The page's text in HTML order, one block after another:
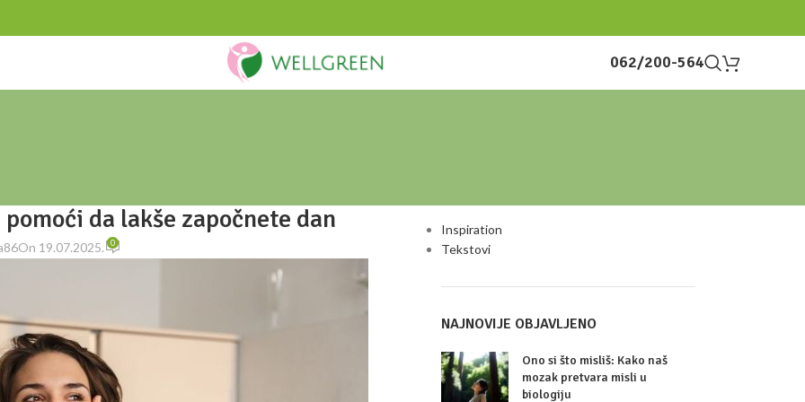
062/200-564
Blog
da lakše započnete dan
On 19.07.2025. 0
Inspiration
Tekstovi
NAJNOVIJE OBJAVLJENO
Ono si što misliš: Kako naš
mozak pretvara misli u
biologiju